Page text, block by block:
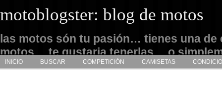
motoblogster: blog de motos
las motos són tu pasión… tienes una de
motos… te gustaria tenerlas… o
admirarlas… este es tu sitio
INICIO BUSCAR COMPETICIÓN CAMISETAS